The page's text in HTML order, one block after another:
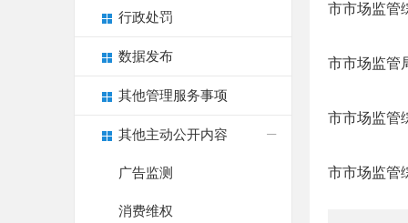
行政处罚
数据发布
其他管理服务事项
其他主动公开内容
广告监测
消费维权
市市场监管
市市场监管
市市场监管
市市场监管